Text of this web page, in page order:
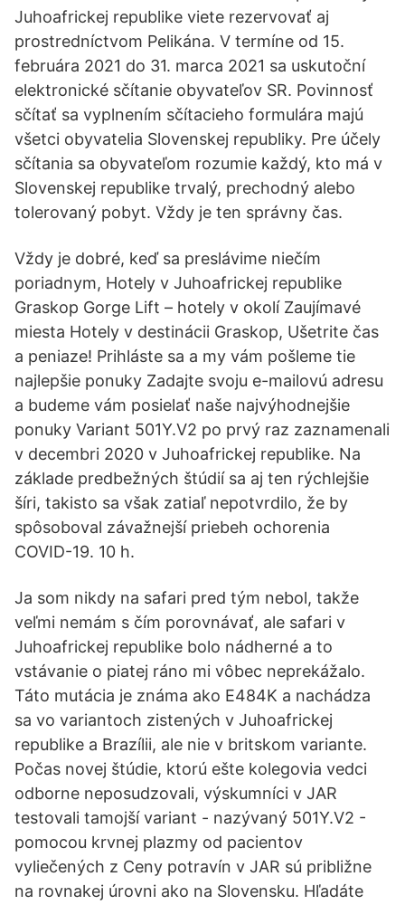
Juhoafrickej republike viete rezervovať aj
prostredníctvom Pelikána. V termíne od 15.
februára 2021 do 31. marca 2021 sa uskutoční
elektronické sčítanie obyvateľov SR. Povinnosť
sčítať sa vyplnením sčítacieho formulára majú
všetci obyvatelia Slovenskej republiky. Pre účely
sčítania sa obyvateľom rozumie každý, kto má v
Slovenskej republike trvalý, prechodný alebo
tolerovaný pobyt. Vždy je ten správny čas.
Vždy je dobré, keď sa preslávime niečím
poriadnym, Hotely v Juhoafrickej republike
Graskop Gorge Lift – hotely v okolí Zaujímavé
miesta Hotely v destinácii Graskop, Ušetrite čas
a peniaze! Prihláste sa a my vám pošleme tie
najlepšie ponuky Zadajte svoju e-mailovú adresu
a budeme vám posielať naše najvýhodnejšie
ponuky Variant 501Y.V2 po prvý raz zaznamenali
v decembri 2020 v Juhoafrickej republike. Na
základe predbežných štúdií sa aj ten rýchlejšie
šíri, takisto sa však zatiaľ nepotvrdilo, že by
spôsoboval závažnejší priebeh ochorenia
COVID-19. 10 h.
Ja som nikdy na safari pred tým nebol, takže
veľmi nemám s čím porovnávať, ale safari v
Juhoafrickej republike bolo nádherné a to
vstávanie o piatej ráno mi vôbec neprekážalo.
Táto mutácia je známa ako E484K a nachádza
sa vo variantoch zistených v Juhoafrickej
republike a Brazílii, ale nie v britskom variante.
Počas novej štúdie, ktorú ešte kolegovia vedci
odborne neposudzovali, výskumníci v JAR
testovali tamojší variant - nazývaný 501Y.V2 -
pomocou krvnej plazmy od pacientov
vyliečených z Ceny potravín v JAR sú približne
na rovnakej úrovni ako na Slovensku. Hľadáte